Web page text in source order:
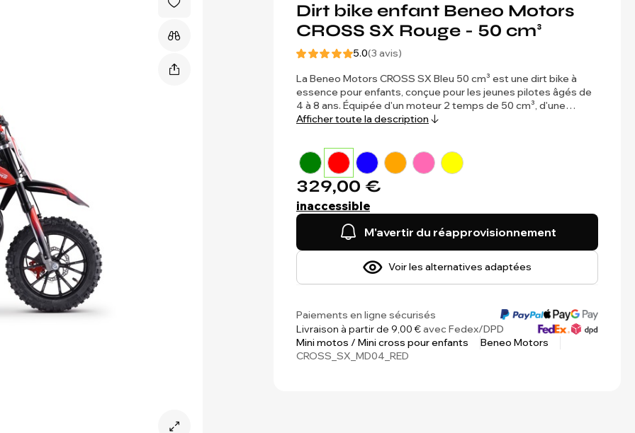
Dirt bike enfant Beneo Motors
CROSS SX Rouge - 50 cm³
5.0(3 avis)
La Beneo Motors CROSS SX Bleu 50 cm³ est une dirt bike à
essence pour enfants, conçue pour les jeunes pilotes âgés de
4 à 8 ans. Équipée d'un moteur 2 temps de 50 cm³, d'une…
Afficher toute la description
329,00 €
inaccessible
M'avertir du réapprovisionnement
Voir les alternatives adaptées
Paiements en ligne sécurisés
Livraison à partir de 9,00 €avec Fedex/DPD
Mini motos / Mini cross pour enfants
Beneo Motors
CROSS_SX_MD04_RED